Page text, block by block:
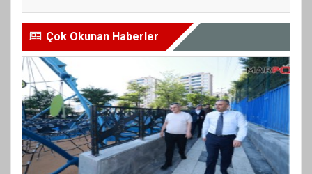
Çok Okunan Haberler